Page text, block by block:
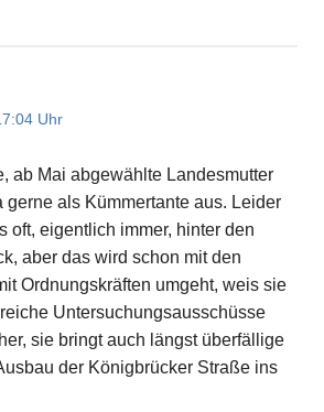
Uhr
ab Mai abgewählte Landesmutter
gerne als Kümmertante aus. Leider
oft, eigentlich immer, hinter den
aber das wird schon mit den
Ordnungskräften umgeht, weis sie
Untersuchungsausschüsse
sie bringt auch längst überfällige
der Königbrücker Straße ins